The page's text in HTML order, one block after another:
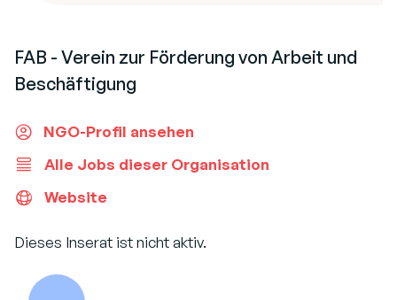
FAB - Verein zur Förderung von Arbeit und
Beschäftigung
NGO-Profil ansehen
Alle Jobs dieser Organisation
Website
Dieses Inserat ist nicht aktiv.